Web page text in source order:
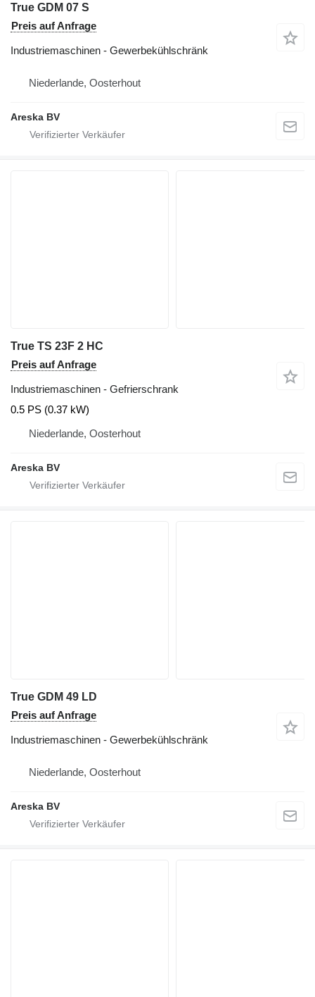
True GDM 07 S
Preis auf Anfrage
Industriemaschinen - Gewerbekühlschränk
Niederlande, Oosterhout
Areska BV
True TS 23F 2 HC
Preis auf Anfrage
Industriemaschinen - Gefrierschrank
0.5 PS (0.37 kW)
Niederlande, Oosterhout
Areska BV
True GDM 49 LD
Preis auf Anfrage
Industriemaschinen - Gewerbekühlschränk
Niederlande, Oosterhout
Areska BV